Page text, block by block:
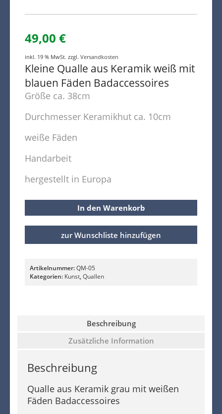
49,00 €
inkl. 19 % MwSt. zzgl. Versandkosten
Kleine Qualle aus Keramik weiß mit
blauen Fäden Badaccessoires
Größe ca. 38cm
Durchmesser Keramikhut ca. 10cm
weiße Fäden
Handarbeit
hergestellt in Europa
In den Warenkorb
zur Wunschliste hinzufügen
Artikelnummer:QM-05
Kategorien: Kunst,Quallen
Beschreibung
Zusätzliche Information
Beschreibung
Qualle aus Keramik grau mit weißen
Fäden Badaccessoires